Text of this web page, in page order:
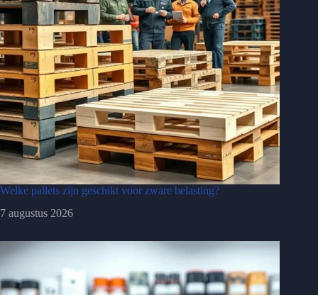
Welke pallets zijn geschikt voor zware belasting?
7 augustus 2026